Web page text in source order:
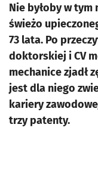
Nie byłoby w tym
świeżo
73 lata. Po
doktorskiej i CV
mechanice zjadł
jest dla niego
kariery
trzy patenty.